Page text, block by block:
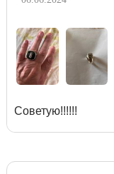
Советую!!!!!!